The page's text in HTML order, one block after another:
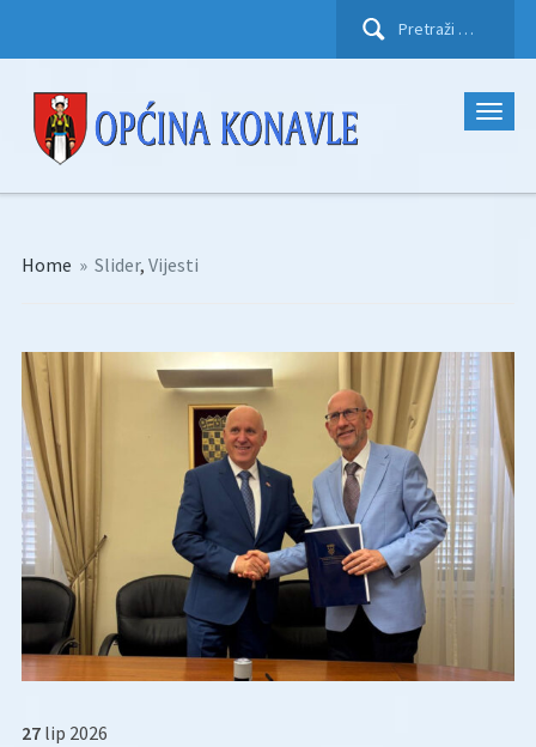
Pretraži:
Home » Slider, Vijesti
27 lip 2026